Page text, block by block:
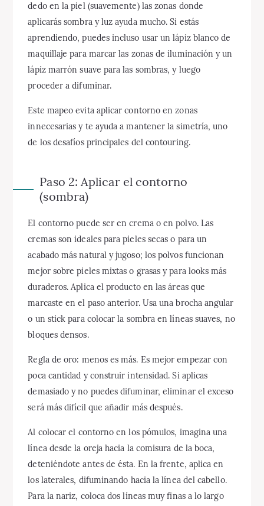
dedo en la piel (suavemente) las zonas donde
aplicarás sombra y luz ayuda mucho. Si estás
aprendiendo, puedes incluso usar un lápiz blanco de
maquillaje para marcar las zonas de iluminación y un
lápiz marrón suave para las sombras, y luego
proceder a difuminar.
Este mapeo evita aplicar contorno en zonas
innecesarias y te ayuda a mantener la simetría, uno
de los desafíos principales del contouring.
Paso 2: Aplicar el contorno
(sombra)
El contorno puede ser en crema o en polvo. Las
cremas son ideales para pieles secas o para un
acabado más natural y jugoso; los polvos funcionan
mejor sobre pieles mixtas o grasas y para looks más
duraderos. Aplica el producto en las áreas que
marcaste en el paso anterior. Usa una brocha angular
o un stick para colocar la sombra en líneas suaves, no
bloques densos.
Regla de oro: menos es más. Es mejor empezar con
poca cantidad y construir intensidad. Si aplicas
demasiado y no puedes difuminar, eliminar el exceso
será más difícil que añadir más después.
Al colocar el contorno en los pómulos, imagina una
línea desde la oreja hacia la comisura de la boca,
deteniéndote antes de ésta. En la frente, aplica en
los laterales, difuminando hacia la línea del cabello.
Para la nariz, coloca dos líneas muy finas a lo largo